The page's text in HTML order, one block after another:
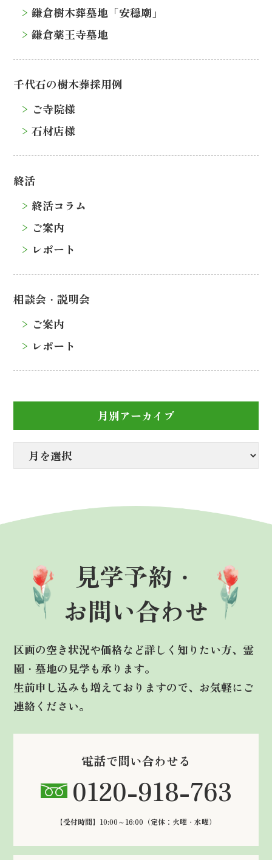
鎌倉樹木葬墓地「安穏廟」
鎌倉薬王寺墓地
千代石の樹木葬採用例
ご寺院様
石材店様
終活
終活コラム
ご案内
レポート
相談会・説明会
ご案内
レポート
月別アーカイブ
見学予約・
お問い合わせ
区画の空き状況や価格など詳しく知りたい方、霊
園・墓地の見学も承ります。
生前申し込みも増えておりますので、お気軽にご
連絡ください。
電話で問い合わせる
0120-918-763
【受付時間】10:00～16:00 （定休：火曜・水曜）